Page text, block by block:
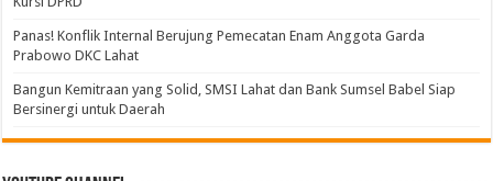
Panas! Konflik Internal Berujung Pemecatan Enam Anggota Garda
Prabowo DKC Lahat
Bangun Kemitraan yang Solid, SMSI Lahat dan Bank Sumsel Babel Siap
Bersinergi untuk Daerah